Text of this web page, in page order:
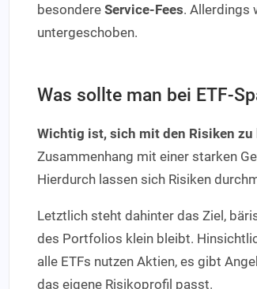
besondere Service-Fees. Allerdings
untergeschoben.
Was sollte man bei ETF-
Wichtig ist, sich mit den Risiken
Zusammenhang mit einer starken
Hierdurch lassen sich Risiken
Letztlich steht dahinter das Ziel,
des Portfolios klein bleibt.
alle ETFs nutzen Aktien, es gibt
das eigene Risikoprofil passt.